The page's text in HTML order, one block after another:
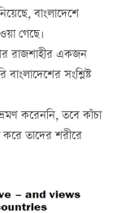
বাংলাদেশে
গেছে।
রাজশাহীর একজন
সংশ্লিষ্ট
করেননি, তবে কাঁচা
তাদের শরীরে